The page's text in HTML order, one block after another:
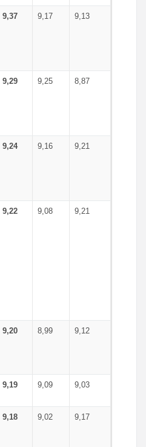
9,37 9,17 9,13
9,29 9,25 8,87
9,24 9,16 9,21
9,22 9,08 9,21
9,20 8,99 9,12
9,19 9,09 9,03
9,18 9,02 9,17